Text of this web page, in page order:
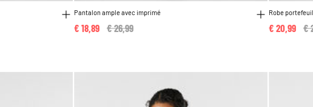
Pantalon ample avec imprimé
Price reduced from
€ 26,99
€ 18,89
Robe
€
€ 20,99